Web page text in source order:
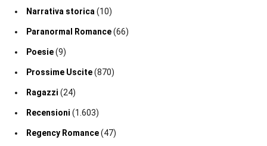
Narrativa storica (10)
Paranormal Romance(66)
Poesie(9)
Prossime Uscite(870)
Ragazzi (24)
Recensioni (1.603)
Regency Romance(47)